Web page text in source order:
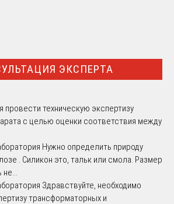
ЭКСПЕРТА
провести техническую экспертизу
с целью оценки соответствия между
Нужно определить природу
. Силикон это, тальк или смола. Размер
Здравствуйте, необходимо
трансформаторных и